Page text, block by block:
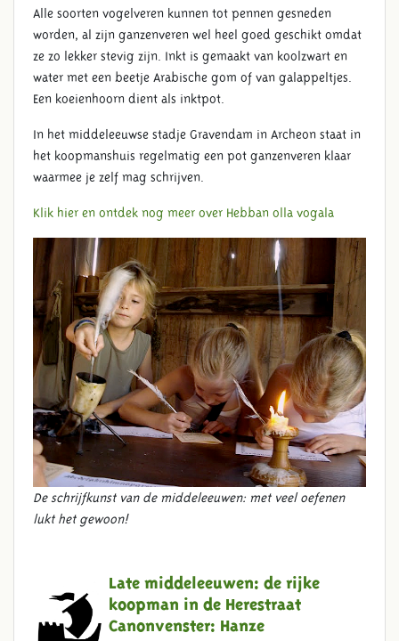
Alle soorten vogelveren kunnen tot pennen gesneden
worden, al zijn ganzenveren wel heel goed geschikt omdat
ze zo lekker stevig zijn. Inkt is gemaakt van koolzwart en
water met een beetje Arabische gom of van galappeltjes.
Een koeienhoorn dient als inktpot.
In het middeleeuwse stadje Gravendam in Archeon staat in
het koopmanshuis regelmatig een pot ganzenveren klaar
waarmee je zelf mag schrijven.
Klik hier en ontdek nog meer over Hebban olla vogala
De schrijfkunst van de middeleeuwen: met veel oefenen
lukt het gewoon!
Late middeleeuwen: de rijke
koopman in de Herestraat
Canonvenster: Hanze